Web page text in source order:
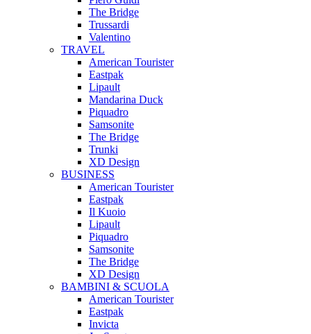
The Bridge
Trussardi
Valentino
TRAVEL
American Tourister
Eastpak
Lipault
Mandarina Duck
Piquadro
Samsonite
The Bridge
Trunki
XD Design
BUSINESS
American Tourister
Eastpak
Il Kuoio
Lipault
Piquadro
Samsonite
The Bridge
XD Design
BAMBINI & SCUOLA
American Tourister
Eastpak
Invicta